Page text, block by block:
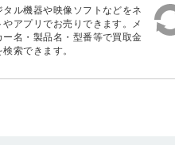
タル機器や映像ソフトなどをネ
やアプリでお売りできます。メ
ー名・製品名・型番等で買取金
検索できます。